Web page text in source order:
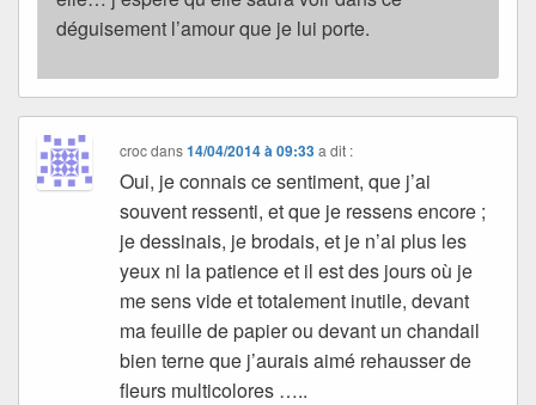
déguisement l’amour que je lui porte.
crocdans14/04/2014 à 09:33 a dit :
Oui, je connais ce sentiment, que j’ai
souvent ressenti, et que je ressens encore ;
je dessinais, je brodais, et je n’ai plus les
yeux ni la patience et il est des jours où je
me sens vide et totalement inutile, devant
ma feuille de papier ou devant un chandail
bien terne que j’aurais aimé rehausser de
fleurs multicolores …..